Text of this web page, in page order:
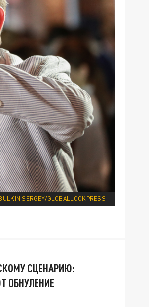
SERGEY/GLOBALLOOKPRESS
СЦЕНАРИЮ:
ОБНУЛЕНИЕ